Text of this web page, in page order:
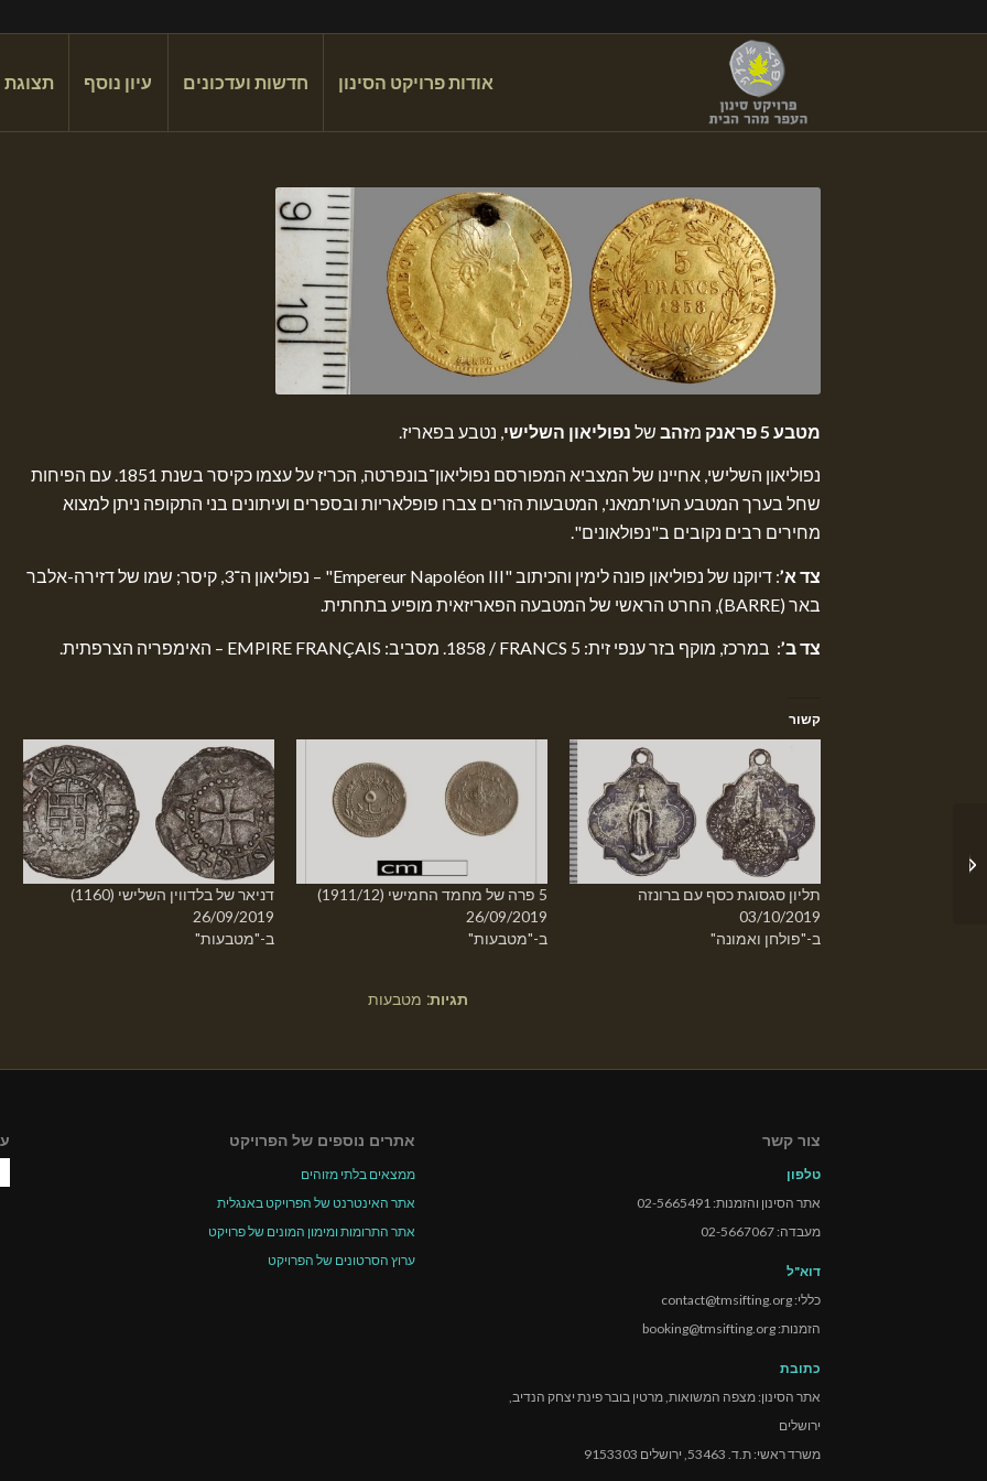
אודות פרויקט הסינון חדשות ועדכונים עיון נוסף
מטבע 5 פראנק מזהב של נפוליאון השלישי , נטבע בפאריז.
נפוליאון השלישי, אחיינו של המצביא המפורסם נפוליאון־בונפרטה, הכריז על עצמו כקיסר בשנת 1851. עם הפיחות
שחל בערך המטבע העו'תמאני, המטבעות הזרים צברו פופלאריות ובספרים ועיתונים בני התקופה ניתן למצוא
מחירים רבים נקובים ב"נפולאונים".
צד א’
: דיוקנו של נפוליאון פונה לימין והכיתוב "Empereur Napoléon III" – נפוליאון ה־3, קיסר; שמו של דזירה-אלבר
באר (BARRE), החרט הראשי של המטבעה הפאריזאית מופיע בתחתית.
צד ב’: במרכז, מוקף בזר ענפי זית: 5 FRANCS‎‏ / 1858. מסביב: EMPIRE FRANÇAIS – האימפריה הצרפתית.
קשור
תליון סגסוגת כסף עם ברונזה
03/10/2019
ב-"פולחן ואמונה"
5 פרה של מחמד החמישי (1911/12)
26/09/2019
ב-"מטבעות"
דניאר של בלדווין השלישי (1160)
26/09/2019
ב-"מטבעות"
תגיות: מטבעות
צור קשר
טלפון
אתר הסינון והזמנות: 02-5665491
מעבדה: 02-5667067
דוא"ל
כללי: contact@tmsifting.org
הזמנות: booking@tmsifting.org
כתובת
אתר הסינון: מצפה המשואות, מרטין בובר פינת יצחק הנדיב,
ירושלים
משרד ראשי: ת.ד. 53463, ירושלים 9153303
אתרים נוספים של הפרויקט
ממצאים בלתי מזוהים
אתר האינטרנט של הפרויקט באנגלית
אתר התרומות ומימון המונים של פרויקט
ערוץ הסרטונים של הפרויקט
5 פרה של מחמד החמישי